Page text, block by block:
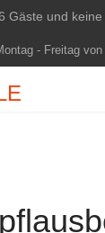
Gäste und
- Freitag